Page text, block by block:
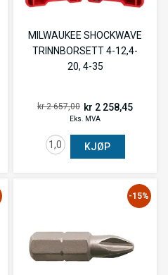
MILWAUKEE SHOCKWAVE
TRINNBORSETT 4-12,4-
20, 4-35
kr 2 657,00 kr 2 258,45
Eks. MVA
KJØP
-15%